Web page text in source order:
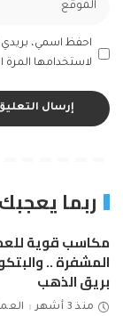
احفظ اسمي، بريدي
لاستخدامها المرة
ربما
مكاسب قوية
المشفرة ..
بريق الذهب
منذ 3 أشهر